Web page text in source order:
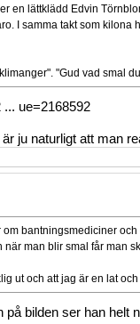
en lättklädd Edvin
I samma takt som
"Gud vad smal
... ue=2168592
ju naturligt att man
om bantningsmediciner
man blir smal får man
ut och att jag är en lat
bilden ser han